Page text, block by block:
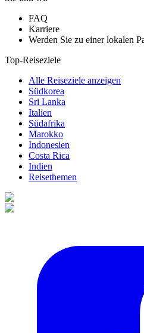
FAQ
Karriere
Werden Sie zu einer lokalen
Top-Reiseziele
Alle Reiseziele anzeigen
Südkorea
Sri Lanka
Italien
Südafrika
Marokko
Indonesien
Costa Rica
Indien
Reisethemen